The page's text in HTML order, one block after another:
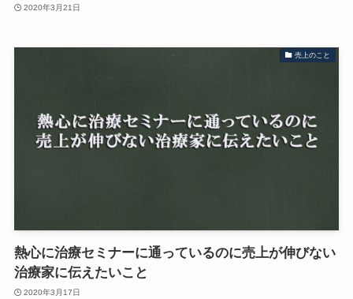
2020年3月21日
売上のこと
熱心に治療セミナーに通っているのに売上が伸びない
治療家に伝えたいこと
2020年3月17日